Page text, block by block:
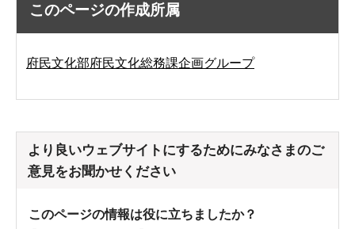
このページの作成所属
府民文化部府民文化総務課企画グループ
より良いウェブサイトにするためにみなさまのご
意見をお聞かせください
このページの情報は役に立ちましたか？